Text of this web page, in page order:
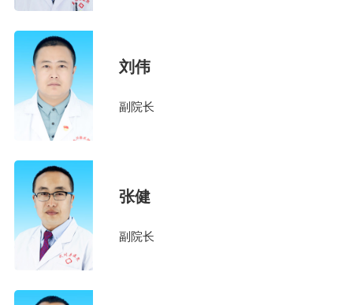
刘伟
副院长
张健
副院长